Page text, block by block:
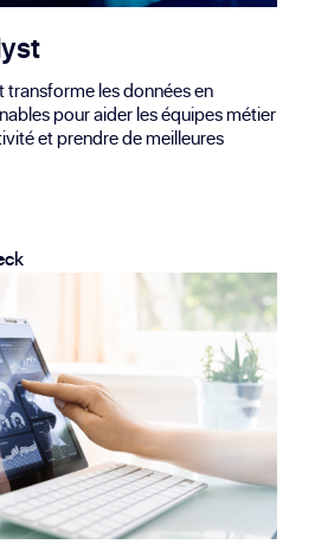
transforme les données en
pour aider les équipes métier
et prendre de meilleures